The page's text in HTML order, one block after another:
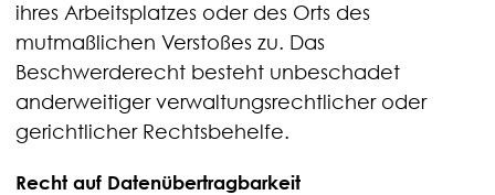
ihres Arbeitsplatzes oder des Orts des
mutmaßlichen Verstoßes zu. Das
Beschwerderecht besteht unbeschadet
anderweitiger verwaltungsrechtlicher oder
gerichtlicher Rechtsbehelfe.
Recht auf Daten­übertrag­barkeit